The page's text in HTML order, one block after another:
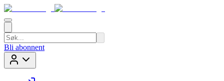
Bli abonnent